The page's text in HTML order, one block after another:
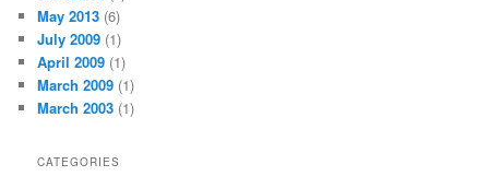
May 2013 (6)
July 2009 (1)
April 2009 (1)
March 2009 (1)
March 2003 (1)
CATEGORIES